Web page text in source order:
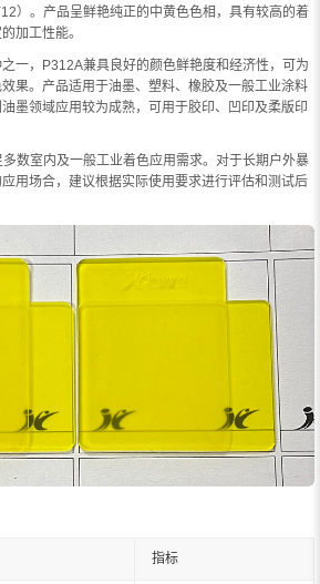
）。产品呈鲜艳纯正的中黄色色相，具有较高的着
加工性能。
一，P312A兼具良好的颜色鲜艳度和经济性，可为
果。产品适用于油墨、塑料、橡胶及一般工业涂料
墨领域应用较为成熟，可用于胶印、凹印及柔版印
数室内及一般工业着色应用需求。对于长期户外暴
用场合，建议根据实际使用要求进行评估和测试后
指标